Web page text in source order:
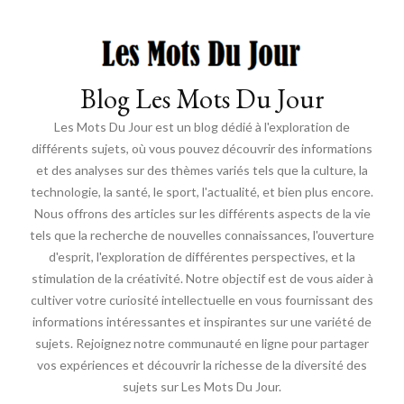
Blog Les Mots Du Jour
Les Mots Du Jour est un blog dédié à l'exploration de
différents sujets, où vous pouvez découvrir des informations
et des analyses sur des thèmes variés tels que la culture, la
technologie, la santé, le sport, l'actualité, et bien plus encore.
Nous offrons des articles sur les différents aspects de la vie
tels que la recherche de nouvelles connaissances, l'ouverture
d'esprit, l'exploration de différentes perspectives, et la
stimulation de la créativité. Notre objectif est de vous aider à
cultiver votre curiosité intellectuelle en vous fournissant des
informations intéressantes et inspirantes sur une variété de
sujets. Rejoignez notre communauté en ligne pour partager
vos expériences et découvrir la richesse de la diversité des
sujets sur Les Mots Du Jour.